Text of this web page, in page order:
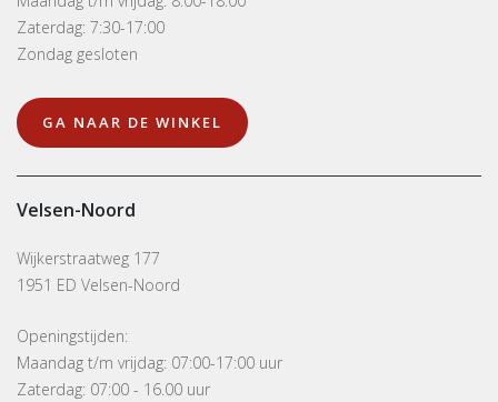
Zaterdag: 7:30-17:00
Zondag gesloten
GA NAAR DE WINKEL
Velsen-Noord
Wijkerstraatweg 177
1951 ED Velsen-Noord
Openingstijden:
Maandag t/m vrijdag: 07:00-17:00 uur
Zaterdag: 07:00 - 16.00 uur